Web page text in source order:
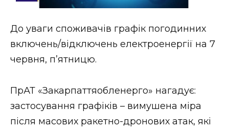
Стиль життя
Втрачений Ужгород
Втрачений Ужгород (відеоверсія)
ЗАКАРПАТСЬКІ НОВИНИ
До уваги споживачів графік погодинних
включень/відключень електроенергії на 7
червня, п’ятницю.
ПрАТ «Закарпаттяобленерго» нагадує:
застосування графіків – вимушена міра
після масових ракетно-дронових атак, які